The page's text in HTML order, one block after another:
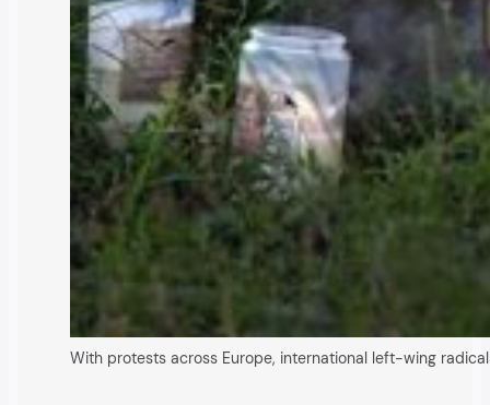
With protests across Europe, international left-wing